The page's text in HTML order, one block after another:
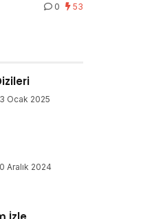
0 53
Ocak 2025
Aralık 2024